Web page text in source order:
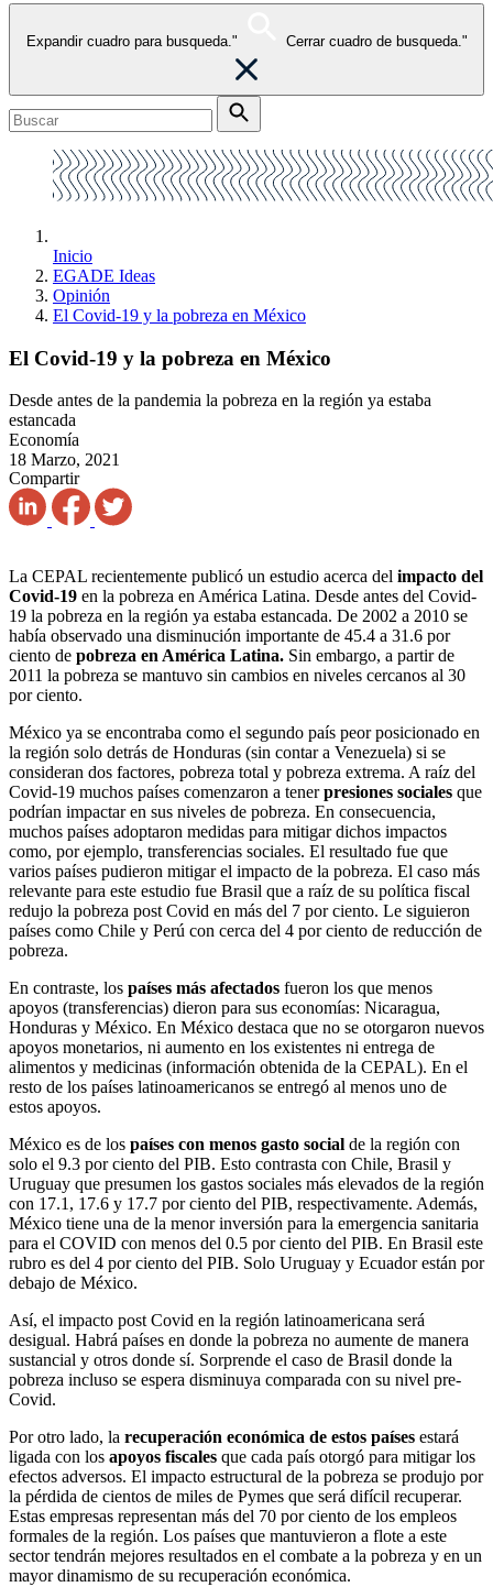
Expandir cuadro para busqueda." Cerrar cuadro de busqueda."
Inicio
EGADE Ideas
Opinión
El Covid-19 y la pobreza en México
El Covid-19 y la pobreza en México
Desde antes de la pandemia la pobreza en la región ya estaba
estancada
Economía
18 Marzo, 2021
Compartir
La CEPAL recientemente publicó un estudio acerca del impacto del
Covid-19 en la pobreza en América Latina. Desde antes del Covid-
19 la pobreza en la región ya estaba estancada. De 2002 a 2010 se
había observado una disminución importante de 45.4 a 31.6 por
ciento de pobreza en América Latina. Sin embargo, a partir de
2011 la pobreza se mantuvo sin cambios en niveles cercanos al 30
por ciento.
México ya se encontraba como el segundo país peor posicionado en
la región solo detrás de Honduras (sin contar a Venezuela) si se
consideran dos factores, pobreza total y pobreza extrema. A raíz del
Covid-19 muchos países comenzaron a tenerpresiones sociales que
podrían impactar en sus niveles de pobreza. En consecuencia,
muchos países adoptaron medidas para mitigar dichos impactos
como, por ejemplo, transferencias sociales. El resultado fue que
varios países pudieron mitigar el impacto de la pobreza. El caso más
relevante para este estudio fue Brasil que a raíz de su política fiscal
redujo la pobreza post Covid en más del 7 por ciento. Le siguieron
países como Chile y Perú con cerca del 4 por ciento de reducción de
pobreza.
En contraste, los países más afectados fueron los que menos
apoyos (transferencias) dieron para sus economías: Nicaragua,
Honduras y México. En México destaca que no se otorgaron nuevos
apoyos monetarios, ni aumento en los existentes ni entrega de
alimentos y medicinas (información obtenida de la CEPAL). En el
resto de los países latinoamericanos se entregó al menos uno de
estos apoyos.
México es de los países con menos gasto social de la región con
solo el 9.3 por ciento del PIB. Esto contrasta con Chile, Brasil y
Uruguay que presumen los gastos sociales más elevados de la región
con 17.1, 17.6 y 17.7 por ciento del PIB, respectivamente. Además,
México tiene una de la menor inversión para la emergencia sanitaria
para el COVID con menos del 0.5 por ciento del PIB. En Brasil este
rubro es del 4 por ciento del PIB. Solo Uruguay y Ecuador están por
debajo de México.
Así, el impacto post Covid en la región latinoamericana será
desigual. Habrá países en donde la pobreza no aumente de manera
sustancial y otros donde sí. Sorprende el caso de Brasil donde la
pobreza incluso se espera disminuya comparada con su nivel pre-
Covid.
Por otro lado, la recuperación económica de estos países estará
ligada con los apoyos fiscales que cada país otorgó para mitigar los
efectos adversos. El impacto estructural de la pobreza se produjo por
la pérdida de cientos de miles de Pymes que será difícil recuperar.
Estas empresas representan más del 70 por ciento de los empleos
formales de la región. Los países que mantuvieron a flote a este
sector tendrán mejores resultados en el combate a la pobreza y en un
mayor dinamismo de su recuperación económica.